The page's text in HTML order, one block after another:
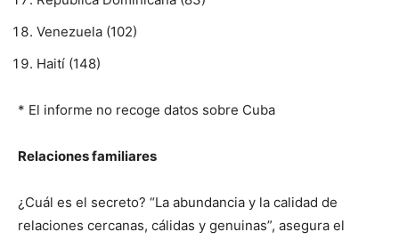
Venezuela (102)
Haití (148)
* El informe no recoge datos sobre Cuba
Relaciones familiares
¿Cuál es el secreto? “La abundancia y la calidad de
relaciones cercanas, cálidas y genuinas”, asegura el